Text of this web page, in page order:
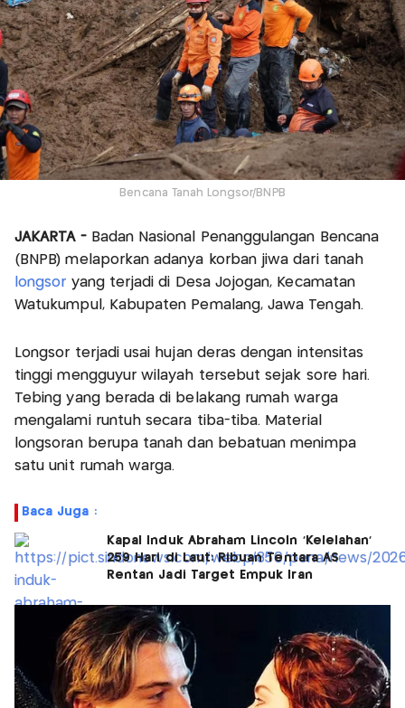
Bencana Tanah Longsor/BNPB
JAKARTA -Badan Nasional Penanggulangan Bencana
(BNPB) melaporkan adanya korban jiwa dari tanah
longsor yang terjadi di Desa Jojogan, Kecamatan
Watukumpul, Kabupaten Pemalang, Jawa Tengah.
Longsor terjadi usai hujan deras dengan intensitas
tinggi mengguyur wilayah tersebut sejak sore hari.
Tebing yang berada di belakang rumah warga
mengalami runtuh secara tiba-tiba. Material
longsoran berupa tanah dan bebatuan menimpa
satu unit rumah warga.
Baca Juga :
Kapal Induk Abraham Lincoln 'Kelelahan'
259 Hari di Laut: Ribuan Tentara AS
Rentan Jadi Target Empuk Iran